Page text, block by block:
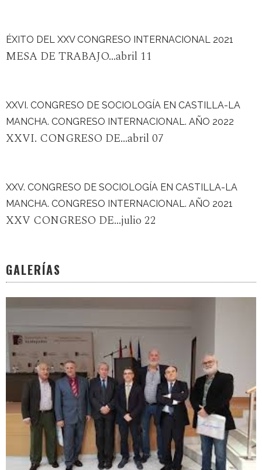
ÉXITO DEL XXV CONGRESO INTERNACIONAL 2021
MESA DE TRABAJO...abril 11
XXVI. CONGRESO DE SOCIOLOGÍA EN CASTILLA-LA
MANCHA. CONGRESO INTERNACIONAL. AÑO 2022
XXVI. CONGRESO DE...abril 07
XXV. CONGRESO DE SOCIOLOGÍA EN CASTILLA-LA
MANCHA. CONGRESO INTERNACIONAL. AÑO 2021
XXV CONGRESO DE...julio 22
GALERÍAS